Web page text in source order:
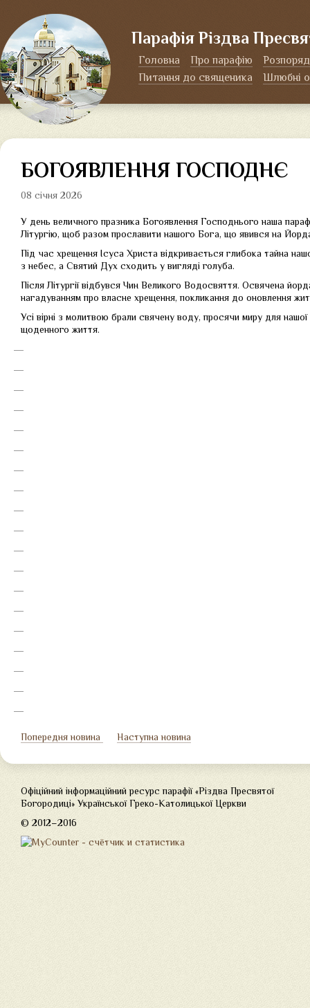
Парафія Різдва
Головна Про парафію
Питання до священика
Шлюбні
БОГОЯВЛЕННЯ ГОСПОДНЄ
08 січня 2026
У день величного празника Богоявлення Господнього наша
Літургію, щоб разом прославити нашого Бога, що явився на
Під час хрещення Ісуса Христа відкривається глибока тайна
з небес, а Святий Дух сходить у вигляді голуба.
Після Літургії відбувся Чин Великого Водосвяття. Освячена
нагадуванням про власне хрещення, покликання до оновлення
Усі вірні з молитвою брали свячену воду, просячи миру для
щоденного життя.
Попередня новина Наступна новина
Офіційний інформаційний ресурс парафії «Різдва Пресвятої
Богородиці» Української Греко-Католицької Церкви
© 2012–2016